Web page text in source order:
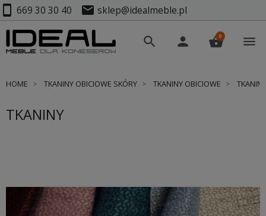
smartphone 669 30 30 40 mail sklep@idealmeble.pl
search person shopping_basket
0 menu
HOME TKANINY OBICIOWE SKÓRY TKANINY OBICIOWE TKANINY
TKANINY